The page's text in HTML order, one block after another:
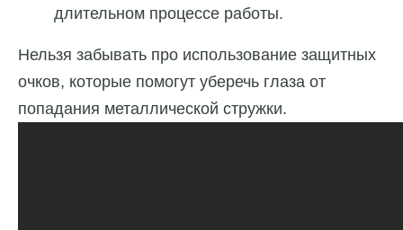
длительном процессе работы.
Нельзя забывать про использование защитных
очков, которые помогут уберечь глаза от
попадания металлической стружки.